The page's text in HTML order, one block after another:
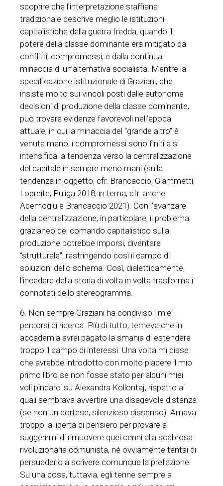
scoprire che l’interpretazione sraffiana
tradizionale descrive meglio le istituzioni
capitalistiche della guerra fredda, quando il
potere della classe dominante era mitigato da
conflitti, compromessi, e dalla continua
minaccia di un’alternativa socialista. Mentre la
specificazione istituzionale di Graziani, che
insiste molto sui vincoli posti dalle autonome
decisioni di produzione della classe dominante,
può trovare evidenze favorevoli nell’epoca
attuale, in cui la minaccia del “grande altro” è
venuta meno, i compromessi sono finiti e si
intensifica la tendenza verso la centralizzazione
del capitale in sempre meno mani (sulla
tendenza in oggetto, cfr. Brancaccio, Giammetti,
Lopreite, Puliga 2018; in tema, cfr. anche
Acemoglu e Brancaccio 2021). Con l’avanzare
della centralizzazione, in particolare, il problema
grazianeo del comando capitalistico sulla
produzione potrebbe imporsi, diventare
“strutturale”, restringendo così il campo di
soluzioni dello schema. Così, dialetticamente,
l’incedere della storia di volta in volta trasforma i
connotati dello stereogramma.
6. Non sempre Graziani ha condiviso i miei
percorsi di ricerca. Più di tutto, temeva che in
accademia avrei pagato la smania di estendere
troppo il campo di interessi. Una volta mi disse
che avrebbe introdotto con molto piacere il mio
primo libro se non fosse stato per alcuni miei
voli pindarci su Alexandra Kollontaj, rispetto ai
quali sembrava avvertire una disagevole distanza
(se non un cortese, silenzioso dissenso). Amava
troppo la libertà di pensiero per provare a
suggerirmi di rimuovere quei cenni alla scabrosa
rivoluzionaria comunista, né ovviamente tentai di
persuaderlo a scrivere comunque la prefazione.
Su una cosa, tuttavia, egli tenne sempre a